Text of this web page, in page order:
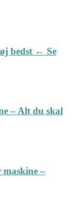
bedst ← Se
– Alt du skal
maskine –